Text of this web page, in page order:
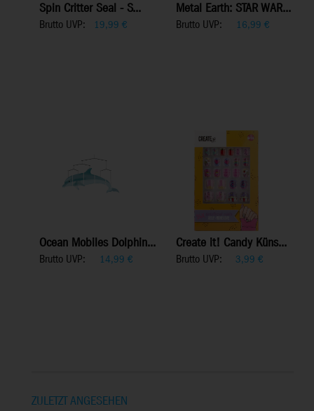
Spin Critter Seal - S...
Brutto UVP: 19,99 €
Metal Earth: STAR WAR...
Brutto UVP: 16,99 €
Ocean Mobiles Dolphin...
Brutto UVP: 14,99 €
Create it! Candy Küns...
Brutto UVP: 3,99 €
ZULETZT ANGESEHEN